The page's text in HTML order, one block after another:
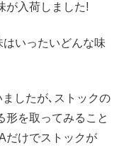
が入荷しました!
いったいどんな味
したが､ストックの
形を取ってみること
だけでストックが